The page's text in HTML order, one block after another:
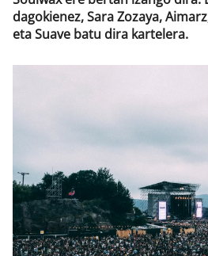
dagokienez, Sara Zozaya,
eta Suave batu dira kartelera.